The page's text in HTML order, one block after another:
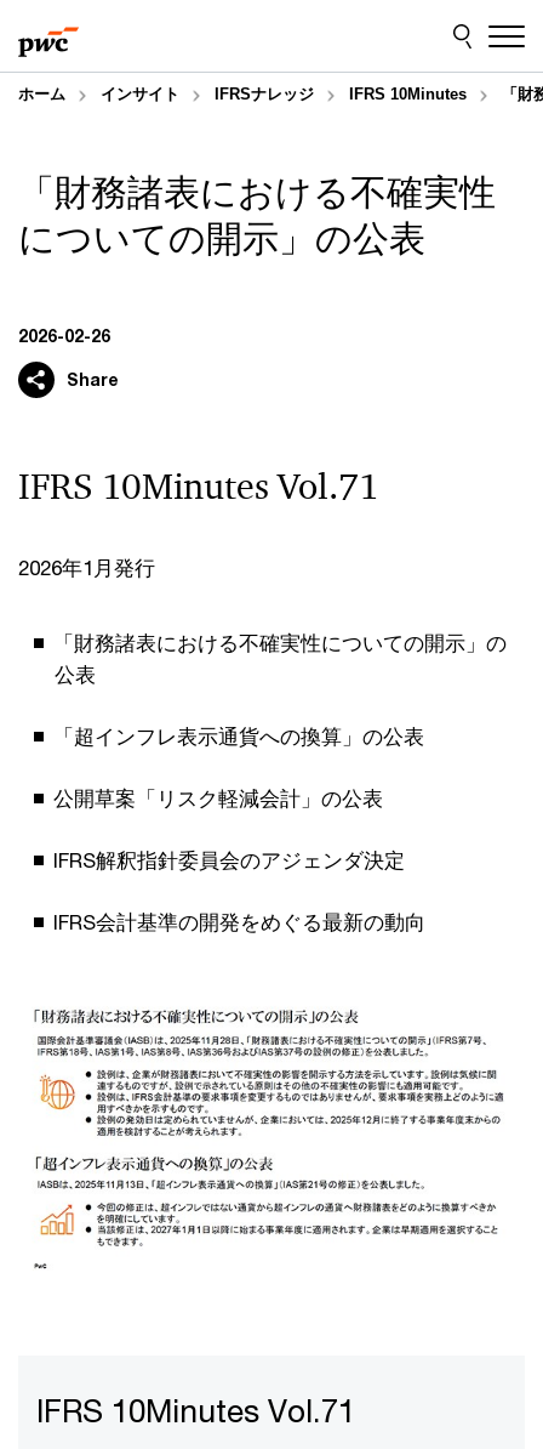
to
content
to
footer
ホーム インサイト IFRSナレッジ IFRS 10Minutes 「
「財務諸表における不確実性
についての開示」の公表
2026-02-26
Share
IFRS 10Minutes Vol.71
2026年1月発行
「財務諸表における不確実性についての開示」の
公表
「超インフレ表示通貨への換算」の公表
公開草案「リスク軽減会計」の公表
IFRS解釈指針委員会のアジェンダ決定
IFRS会計基準の開発をめぐる最新の動向
IFRS 10Minutes Vol.71